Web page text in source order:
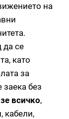
на
се
като
за
заека без
всичко,
кабели,